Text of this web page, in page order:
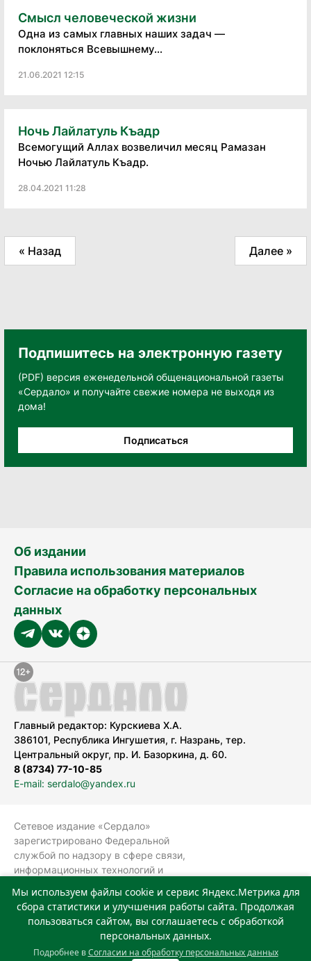
Смысл человеческой жизни
Одна из самых главных наших задач —
поклоняться Всевышнему...
21.06.2021 12:15
Ночь Лайлатуль Къадр
Всемогущий Аллах возвеличил месяц Рамазан
Ночью Лайлатуль Къадр.
28.04.2021 11:28
« Назад Далее »
Подпишитесь на электронную газету
(PDF) версия еженедельной общенациональной газеты
«Сердало» и получайте свежие номера не выходя из
дома!
Подписаться
Об издании
Правила использования материалов
Согласие на обработку персональных
данных
Главный редактор: Курскиева Х.А.
386101, Республика Ингушетия, г. Назрань, тер.
Центральный округ, пр. И. Базоркина, д. 60.
8 (8734) 77-10-85
E-mail: serdalo@yandex.ru
Сетевое издание «Сердало»
зарегистрировано Федеральной
службой по надзору в сфере связи,
информационных технологий и
(Роскомнадзор).
Реестровая запись СМИ: ЭЛ № ФС 77-
78323 от 15.05.2020 г. Учредитель:
Государственное автономное
учреждение «Издательский дом
Мы используем файлы cookie и сервис Яндекс.Метрика для
сбора статистики и улучшения работы сайта. Продолжая
пользоваться сайтом, вы соглашаетесь с обработкой
персональных данных.
Подробнее вСогласии на обработку персональных данных